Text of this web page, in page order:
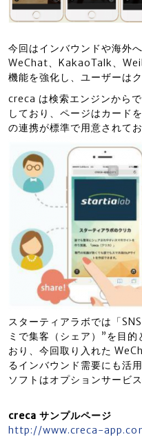
今回はインバウンドや海外
WeChat、KakaoTalk、
機能を強化し、ユーザーは
creca は検索エンジンから
しており、ページはカード
の連携が標準で用意されて
スターティアラボでは「
ミで集客（シェア）”を目
おり、今回取り入れた
るインバウンド需要にも活
ソフトはオプションサービ
creca サンプルページ
http://www.creca-